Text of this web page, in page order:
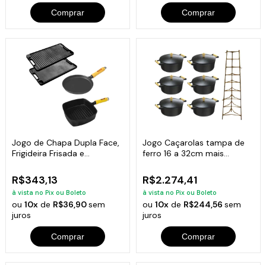
Comprar Comprar
Jogo de Chapa Dupla Face,
Frigideira Frisada e
R$343,13
à vista no Pix ou Boleto
ou10x de R$36,90sem
juros
Comprar
Jogo Caçarolas tampa de
ferro 16 a 32cm mais
R$2.274,41
à vista no Pix ou Boleto
ou 10xde R$244,56 sem
juros
Comprar